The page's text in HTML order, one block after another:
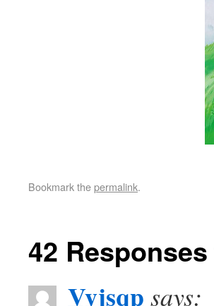
Bookmark thepermalink.
42
Vyjsqp says: